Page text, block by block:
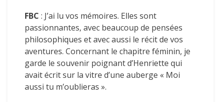
FBC : J’ai lu vos mémoires. Elles sont
passionnantes, avec beaucoup de pensées
philosophiques et avec aussi le récit de vos
aventures. Concernant le chapitre féminin, je
garde le souvenir poignant d’Henriette qui
avait écrit sur la vitre d’une auberge « Moi
aussi tu m’oublieras ».